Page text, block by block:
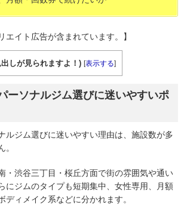
エイト広告が含まれています。】
しが見られますよ！) [表示する]
ーソナルジム選びに迷いやすいポ
ルジム選びに迷いやすい理由は、施設数が多
。
・渋谷三丁目・桜丘方面で街の雰囲気や通い
にジムのタイプも短期集中、女性専用、月額
ディメイク系などに分かれます。